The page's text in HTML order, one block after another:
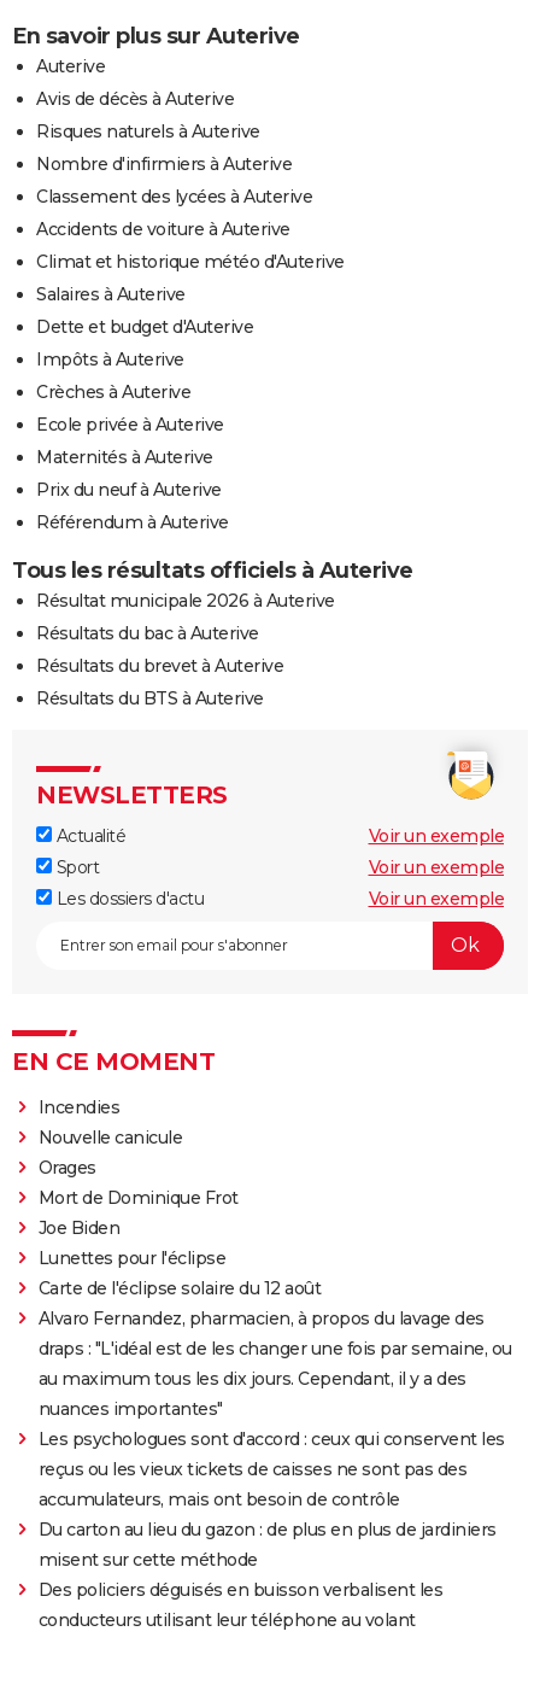
En savoir plus sur Auterive
Auterive
Avis de décès à Auterive
Risques naturels à Auterive
Nombre d'infirmiers à Auterive
Classement des lycées à Auterive
Accidents de voiture à Auterive
Climat et historique météo d'Auterive
Salaires à Auterive
Dette et budget d'Auterive
Impôts à Auterive
Crèches à Auterive
Ecole privée à Auterive
Maternités à Auterive
Prix du neuf à Auterive
Référendum à Auterive
Tous les résultats officiels à Auterive
Résultat municipale 2026 à Auterive
Résultats du bac à Auterive
Résultats du brevet à Auterive
Résultats du BTS à Auterive
NEWSLETTERS
Actualité
Voir un exemple
Sport
Voir un exemple
Les dossiers d'actu
Voir un exemple
EN CE MOMENT
Incendies
Nouvelle canicule
Orages
Mort de Dominique Frot
Joe Biden
Lunettes pour l'éclipse
Carte de l'éclipse solaire du 12 août
Alvaro Fernandez, pharmacien, à propos du lavage des
draps : "L'idéal est de les changer une fois par semaine, ou
au maximum tous les dix jours. Cependant, il y a des
nuances importantes"
Les psychologues sont d'accord : ceux qui conservent les
reçus ou les vieux tickets de caisses ne sont pas des
accumulateurs, mais ont besoin de contrôle
Du carton au lieu du gazon : de plus en plus de jardiniers
misent sur cette méthode
Des policiers déguisés en buisson verbalisent les
conducteurs utilisant leur téléphone au volant